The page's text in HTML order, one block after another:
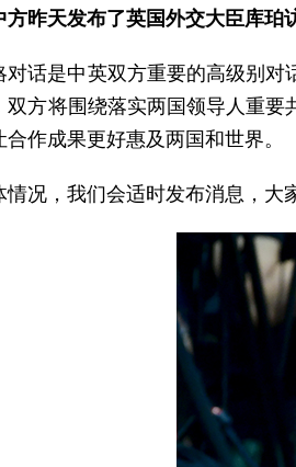
方昨天发布了英国外交大臣库
对话是中英双方重要的高级别
双方将围绕落实两国领导人重
作成果更好惠及两国和世界。
情况，我们会适时发布消息，大